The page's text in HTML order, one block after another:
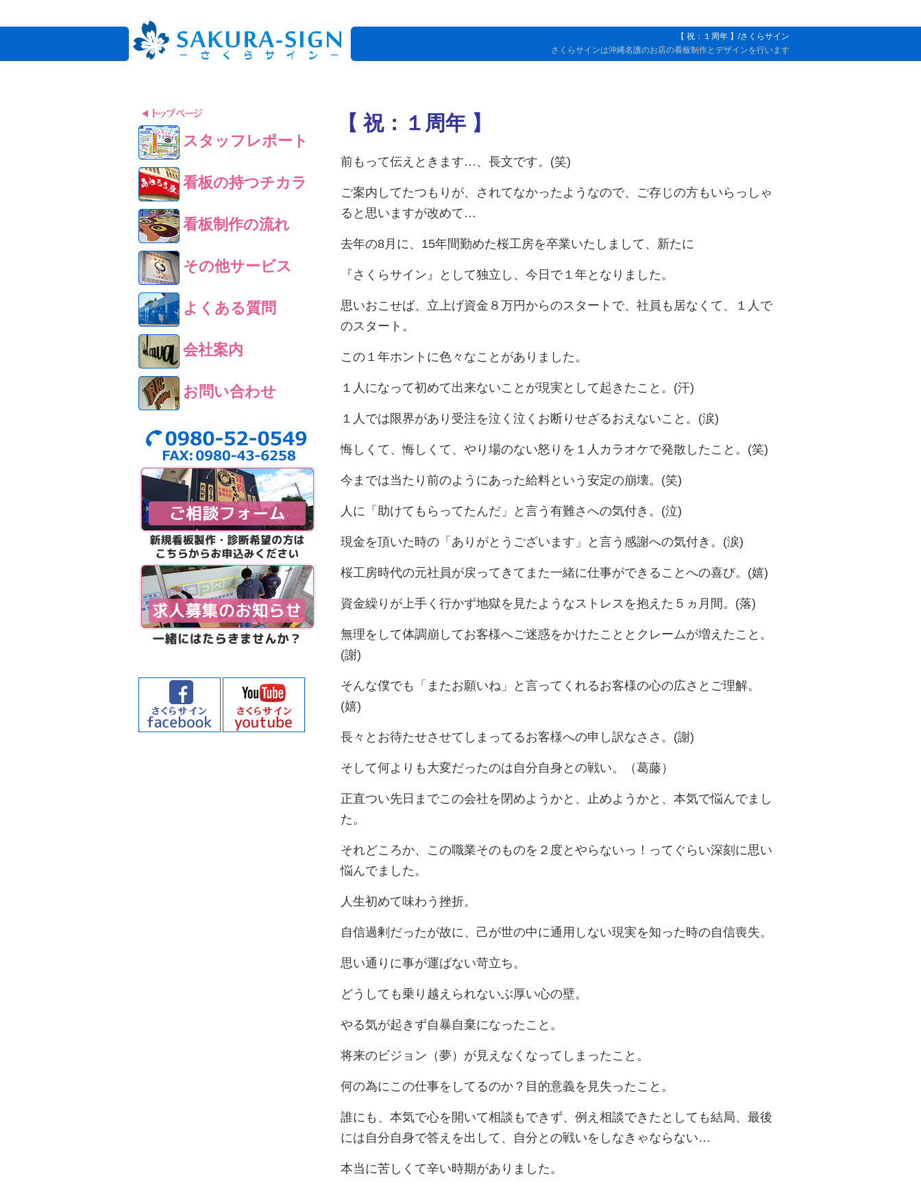
【 祝：１周年 】/さくらサイン
さくらサインは沖縄名護のお店の看板制作とデザインを行います
【 祝：１周年 】
前もって伝えときます…、長文です。(笑)
ご案内してたつもりが、されてなかったようなので、ご存じの方もいらっしゃ
ると思いますが改めて…
去年の8月に、15年間勤めた桜工房を卒業いたしまして、新たに
『さくらサイン』として独立し、今日で１年となりました。
思いおこせば、立上げ資金８万円からのスタートで、社員も居なくて、１人で
のスタート。
この１年ホントに色々なことがありました。
１人になって初めて出来ないことが現実として起きたこと。(汗)
１人では限界があり受注を泣く泣くお断りせざるおえないこと。(涙)
悔しくて、悔しくて、やり場のない怒りを１人カラオケで発散したこと。(笑)
今までは当たり前のようにあった給料という安定の崩壊。(笑)
人に「助けてもらってたんだ」と言う有難さへの気付き。(泣)
現金を頂いた時の「ありがとうございます」と言う感謝への気付き。(涙)
桜工房時代の元社員が戻ってきてまた一緒に仕事ができることへの喜び。(嬉)
資金繰りが上手く行かず地獄を見たようなストレスを抱えた５ヵ月間。(落)
無理をして体調崩してお客様へご迷惑をかけたこととクレームが増えたこと。
(謝)
そんな僕でも「またお願いね」と言ってくれるお客様の心の広さとご理解。
(嬉)
長々とお待たせさせてしまってるお客様への申し訳なささ。(謝)
そして何よりも大変だったのは自分自身との戦い。（葛藤）
正直つい先日までこの会社を閉めようかと、止めようかと、本気で悩んでまし
た。
それどころか、この職業そのものを２度とやらないっ！ってぐらい深刻に思い
悩んでました。
人生初めて味わう挫折。
自信過剰だったが故に、己が世の中に通用しない現実を知った時の自信喪失。
思い通りに事が運ばない苛立ち。
どうしても乗り越えられないぶ厚い心の壁。
やる気が起きず自暴自棄になったこと。
将来のビジョン（夢）が見えなくなってしまったこと。
何の為にこの仕事をしてるのか？目的意義を見失ったこと。
誰にも、本気で心を開いて相談もできず、例え相談できたとしても結局、最後
には自分自身で答えを出して、自分との戦いをしなきゃならない…
本当に苦しくて辛い時期がありました。
スタッフレポート
看板の持つチカラ
看板制作の流れ
その他サービス
よくある質問
会社案内
お問い合わせ